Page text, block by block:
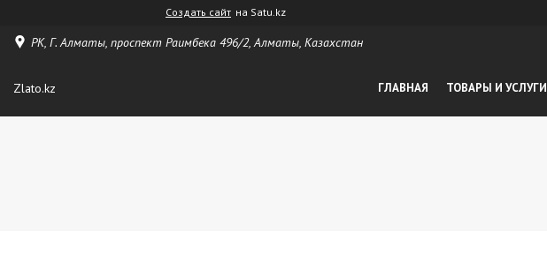
Создать сайт на Satu.kz
РК, Г. Алматы, проспект Раимбека 496/2, Алматы, Казахстан
Zlato.kz ГЛАВНАЯ ТОВАРЫ И УСЛУГИ